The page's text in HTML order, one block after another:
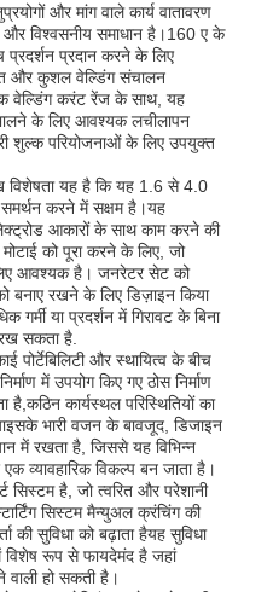
और मांग वाले कार्य वातावरण
विश्वसनीय समाधान है।160 ए के
प्रदर्शन प्रदान करने के लिए
और कुशल वेल्डिंग संचालन
वेल्डिंग करंट रेंज के साथ, यह
के लिए आवश्यक लचीलापन
शुल्क परियोजनाओं के लिए उपयुक्त
यह है कि यह 1.6 से 4.0
समर्थन करने में सक्षम है।यह
आकारों के साथ काम करने की
को पूरा करने के लिए, जो
आवश्यक है। जनरेटर सेट को
बनाए रखने के लिए डिज़ाइन किया
या प्रदर्शन में गिरावट के बिना
सकता है.
पोर्टेबिलिटी और स्थायित्व के बीच
में उपयोग किए गए ठोस निर्माण
है,कठिन कार्यस्थल परिस्थितियों का
भारी वजन के बावजूद, डिजाइन
में रखता है, जिससे यह विभिन्न
व्यावहारिक विकल्प बन जाता है।
सिस्टम है, जो त्वरित और परेशानी
सिस्टम मैन्युअल क्रंचिंग की
की सुविधा को बढ़ाता हैयह सुविधा
में विशेष रूप से फायदेमंद है जहां
हो सकती है।